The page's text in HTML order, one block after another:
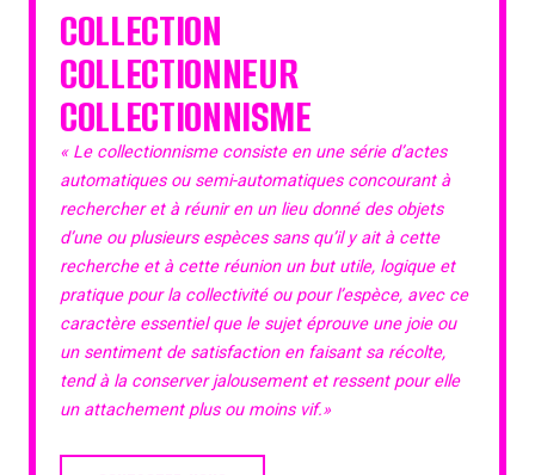
COLLECTION
COLLECTIONNEUR
COLLECTIONNISME
« Le collectionnisme consiste en une série d’actes
automatiques ou semi-automatiques concourant à
rechercher et à réunir en un lieu donné des objets
d’une ou plusieurs espèces sans qu’il y ait à cette
recherche et à cette réunion un but utile, logique et
pratique pour la collectivité ou pour l’espèce, avec ce
caractère essentiel que le sujet éprouve une joie ou
un sentiment de satisfaction en faisant sa récolte,
tend à la conserver jalousement et ressent pour elle
un attachement plus ou moins vif.»